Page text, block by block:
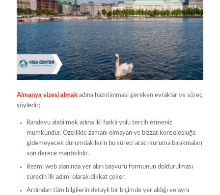
Almanya vizesi almakadına hazırlanması gereken evraklar ve süreç
şöyledir;
Randevu alabilmek adına iki farklı yolu tercih etmeniz
mümkündür. Özellikle zamanı olmayan ve bizzat konsolosluğa
gidemeyecek durumdakilerin bu süreci aracı kuruma bırakmaları
son derece mantıklıdır.
Resmi web alanında yer alan başvuru formunun doldurulması
sürecin ilk adımı olarak dikkat çeker.
Ardından tüm bilgilerin detaylı bir biçimde yer aldığı ve aynı